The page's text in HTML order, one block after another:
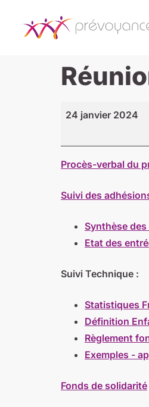
24 janvier 2024
Procès-verbal du
Suivi des
Synthèse
Etat des
Suivi Technique :
Statistiques
Définition
Règlement
Exemples -
Fonds de solidarité